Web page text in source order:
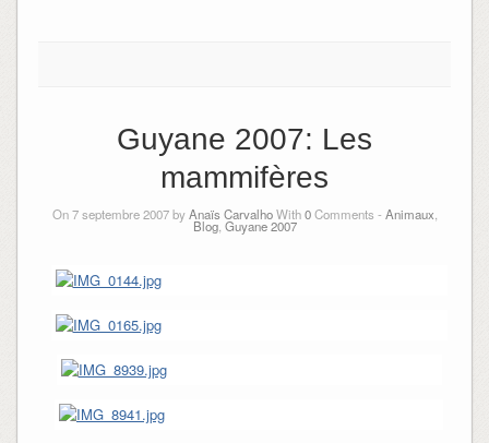
Guyane 2007: Les
mammifères
On 7 septembre 2007 byAnaïs CarvalhoWith0Comments - Animaux
Blog, Guyane 2007